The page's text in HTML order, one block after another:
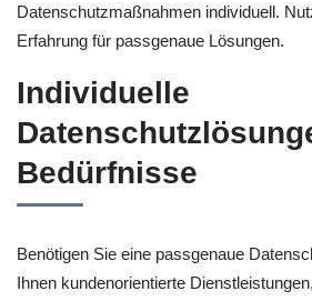
Datenschutzmaßnahmen individuell.
Erfahrung für passgenaue Lösungen.
Individuelle
Bedürfnisse
Benötigen Sie eine passgenaue
Ihnen kundenorientierte